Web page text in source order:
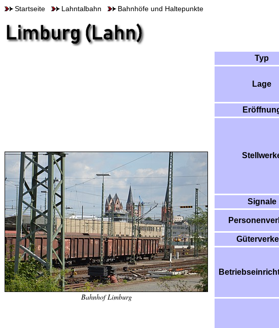
Startseite Lahntalbahn Bahnhöfe und Haltepunkte
Bahnhof Limburg
Typ
Lage
Signale